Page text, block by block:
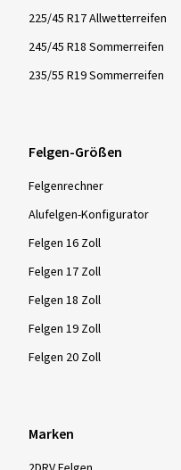
225/45 R17 Allwetterreifen
245/45 R18 Sommerreifen
235/55 R19 Sommerreifen
Felgen-Größen
Felgenrechner
Alufelgen-Konfigurator
Felgen 16 Zoll
Felgen 17 Zoll
Felgen 18 Zoll
Felgen 19 Zoll
Felgen 20 Zoll
Marken